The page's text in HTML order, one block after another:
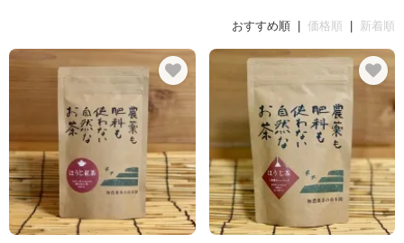
おすすめ順 | 価格順 | 新着順